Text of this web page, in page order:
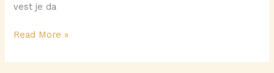
vest je da
Read More »